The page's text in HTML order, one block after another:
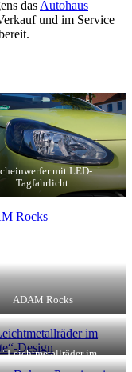
das Autohaus
und im Service
mit LED-
Tagfahrlicht.
ADAM Rocks
Leichtmetallräder im
„Roulette“-Design.